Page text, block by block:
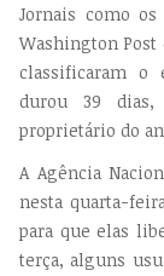
Jornais como
Washington Post
classificaram o
durou 39 dias,
proprietário do
A Agência
nesta quarta-
para que elas
terça, alguns